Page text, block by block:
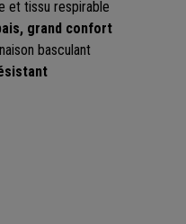
et tissu respirable
grand confort
basculant